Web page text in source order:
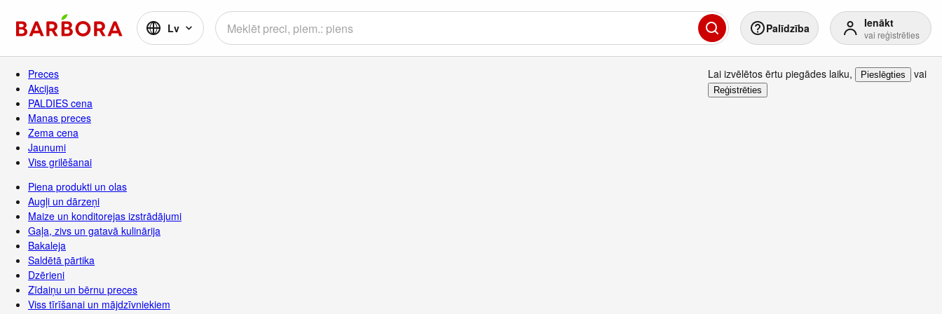
Lv Palīdzība Ienākt
vai reģistrēties
Preces
Akcijas
PALDIES cena
Manas preces
Zema cena
Jaunumi
Viss grilēšanai
Piena produkti un olas
Augļi un dārzeņi
Maize un konditorejas izstrādājumi
Gaļa, zivs un gatavā kulinārija
Bakaleja
Saldētā pārtika
Dzērieni
Zīdaiņu un bērnu preces
Viss tīrīšanai un mājdzīvniekiem
Lai izvēlētos ērtu piegādes laiku, Pieslēgties vai
Reģistrēties